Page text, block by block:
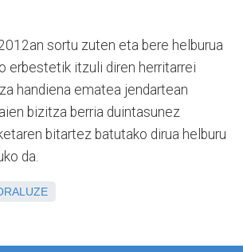
sortu zuten eta bere helburua
erbestetik itzuli diren herritarrei
handiena ematea jendartean
bizitza berria duintasunez
bitartez batutako dirua helburu
da.